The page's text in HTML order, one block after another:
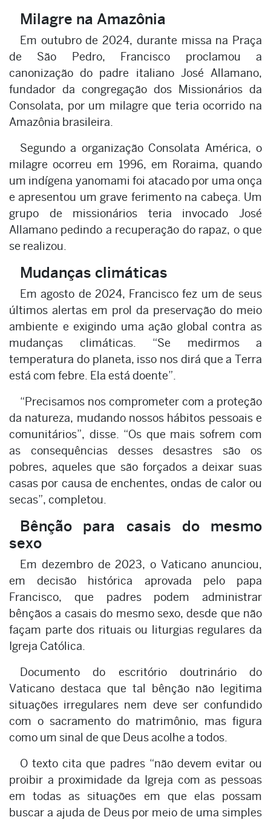
Milagre na Amazônia
Em outubro de 2024, durante missa na Praça
de São Pedro, Francisco proclamou a
canonização do padre italiano José Allamano,
fundador da congregação dos Missionários da
Consolata, por um milagre que teria ocorrido na
Amazônia brasileira.
Segundo a organização Consolata América, o
milagre ocorreu em 1996, em Roraima, quando
um indígena yanomami foi atacado por uma onça
e apresentou um grave ferimento na cabeça. Um
grupo de missionários teria invocado José
Allamano pedindo a recuperação do rapaz, o que
se realizou.
Mudanças climáticas
Em agosto de 2024, Francisco fez um de seus
últimos alertas em prol da preservação do meio
ambiente e exigindo uma ação global contra as
mudanças climáticas. “Se medirmos a
temperatura do planeta, isso nos dirá que a Terra
está com febre. Ela está doente”.
“Precisamos nos comprometer com a proteção
da natureza, mudando nossos hábitos pessoais e
comunitários”, disse. “Os que mais sofrem com
as consequências desses desastres são os
pobres, aqueles que são forçados a deixar suas
casas por causa de enchentes, ondas de calor ou
secas”, completou.
Bênção para casais do mesmo
sexo
Em dezembro de 2023, o Vaticano anunciou,
em decisão histórica aprovada pelo papa
Francisco, que padres podem administrar
bênçãos a casais do mesmo sexo, desde que não
façam parte dos rituais ou liturgias regulares da
Igreja Católica.
Documento do escritório doutrinário do
Vaticano destaca que tal bênção não legitima
situações irregulares nem deve ser confundido
com o sacramento do matrimônio, mas figura
como um sinal de que Deus acolhe a todos.
O texto cita que padres “não devem evitar ou
proibir a proximidade da Igreja com as pessoas
em todas as situações em que elas possam
buscar a ajuda de Deus por meio de uma simples